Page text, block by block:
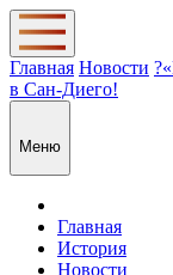
Главная Новости
в Сан-Диего!
Меню
Главная
История
Новости